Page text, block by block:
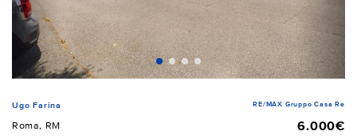
Ugo Farina RE/MAX Gruppo Casa Re
Roma, RM
6.000€